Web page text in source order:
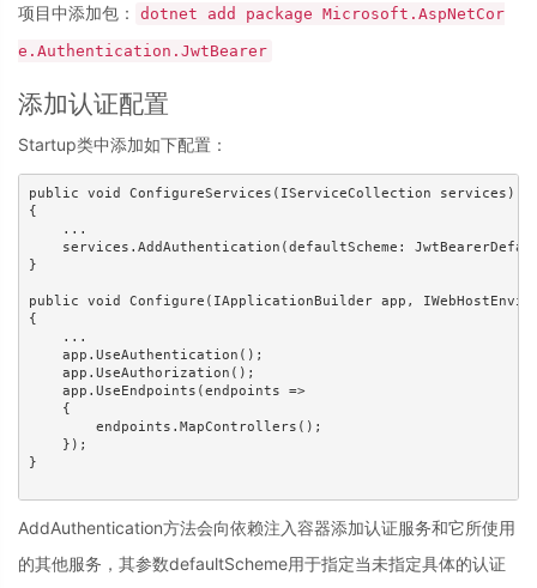
项目中添加包： dotnet add package Microsoft.AspNetCor
e.Authentication.JwtBearer
添加认证配置
Startup类中添加如下配置：
public void ConfigureServices(IServiceCollection services)
{
    ...
services.AddAuthentication(defaultScheme:
}
public void Configure(IApplicationBuilder app,
{
    ...
    app.UseAuthentication();
    app.UseAuthorization();
    app.UseEndpoints(endpoints =>
    {
        endpoints.MapControllers();
    });
}
AddAuthentication方法会向依赖注入容器添加认证服务和它所使用
的其他服务，其参数defaultScheme用于指定当未指定具体的认证